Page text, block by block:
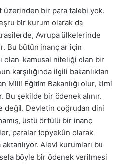
üzerinden bir para talebi yok.
bir kurum olarak da
Avrupa ülkelerinde
Bu bütün inançlar için
olan, kamusal niteliği olan bir
karşılığında ilgili bakanlıktan
Milli Eğitim Bakanlığı olur, kimi
Bu şekilde bir ödenek alınır.
değil. Devletin doğrudan dini
üstü örtülü bir inanç
paralar topyekûn olarak
aktarılıyor. Alevi kurumları bu
böyle bir ödenek verilmesi